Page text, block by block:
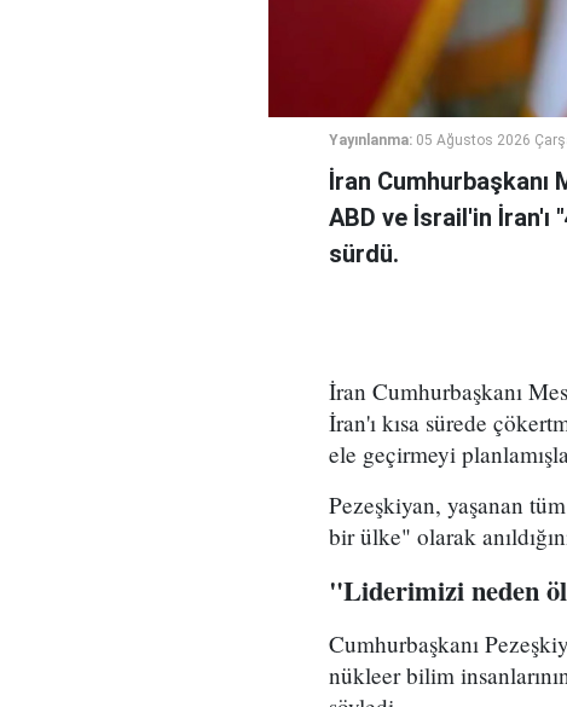
Yayınlanma: 05 Ağustos 2026
İran
ABD ve İsrail'in İran'ı
sürdü.
İran Cumhurbaşkanı
İran'ı kısa sürede
ele geçirmeyi
Pezeşkiyan, yaşanan
bir ülke" olarak
"Liderimizi neden
Cumhurbaşkanı
nükleer bilim